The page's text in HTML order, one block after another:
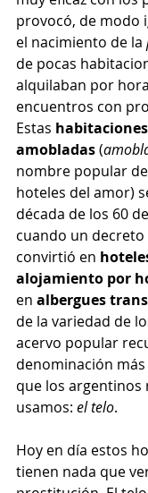
provocó, de modo
el nacimiento de la
de pocas
alquilaban por
encuentros con
Estas habitaciones
amobladas (
nombre popular
hoteles del amor)
década de los 60
cuando un
convirtió en
alojamiento por
en albergues
de la variedad de
acervo popular
denominación
que los argentinos
usamos: el telo.
Hoy en día estos
tienen nada que